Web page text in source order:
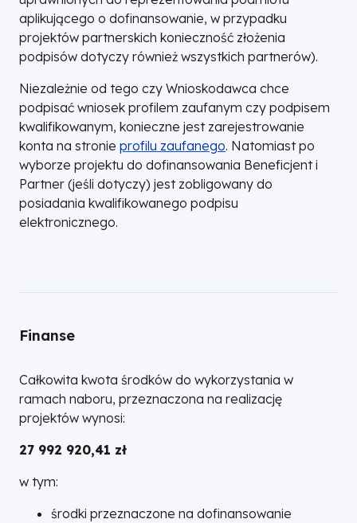
w
nowej
karcie
aplikującego o dofinansowanie, w przypadku
projektów partnerskich konieczność złożenia
podpisów dotyczy również wszystkich partnerów).
Niezależnie od tego czy Wnioskodawca chce
podpisać wniosek profilem zaufanym czy podpisem
kwalifikowanym, konieczne jest zarejestrowanie
konta na stronie profilu zaufanegoOtworzy
się
w
nowej
. Natomiast po
wyborze projektu do dofinansowania Beneficjent i
Partner (jeśli dotyczy) jest zobligowany do
posiadania kwalifikowanego podpisu
elektronicznego.
Finanse
Całkowita kwota środków do wykorzystania w
ramach naboru, przeznaczona na realizację
projektów wynosi:
27 992 920,41 zł
w tym:
środki przeznaczone na dofinansowanie